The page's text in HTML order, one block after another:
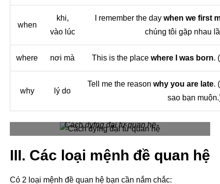
when
khi,
vào lúc
I remember the day when we first
chúng tôi gặp nhau
where nơi mà This is the place where I was born.
why lý do
Tell me the reason why you are late.
sao bạn
Cách dyfng đại từ quan hệ
III. Các loại mệnh đề quan hệ
Có 2 loại mệnh đề quan hệ bạn cần nắm chắc: